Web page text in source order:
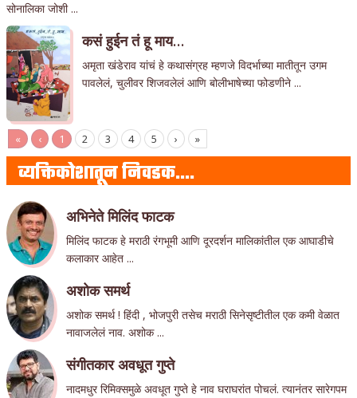
सोनालिका जोशी ...
कसं हुईन तं हू माय…
अमृता खंडेराव यांचं हे कथासंग्रह म्हणजे विदर्भाच्या मातीतून उगम
पावलेलं, चुलीवर शिजवलेलं आणि बोलीभाषेच्या फोडणीने ...
« ‹ 1 2 3 4 5 › »
व्यक्तिकोशातून निवडक….
अभिनेते मिलिंद फाटक
मिलिंद फाटक हे मराठी रंगभूमी आणि दूरदर्शन मालिकांतील एक आघाडीचे
कलाकार आहेत ...
अशोक समर्थ
अशोक समर्थ ! हिंदी , भोजपुरी तसेच मराठी सिनेसृष्टीतील एक कमी वेळात
नावाजलेलं नाव. अशोक ...
संगीतकार अवधूत गुप्ते
नादमधुर रिमिक्समुळे अवधूत गुप्ते हे नाव घराघरांत पोचलं. त्यानंतर सारेगपम